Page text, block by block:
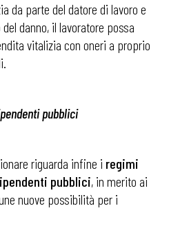
da parte del datore di lavoro e
danno, il lavoratore possa
vitalizia con oneri a proprio
pubblici
riguarda infine i regimi
pubblici, in merito ai
nuove possibilità per i